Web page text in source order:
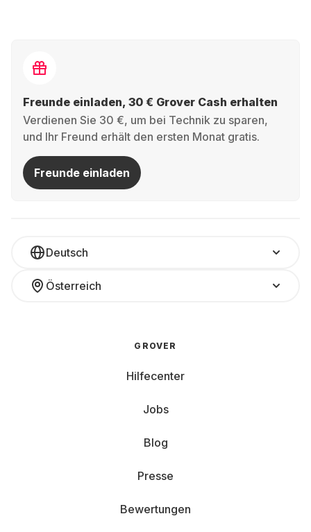
Freunde einladen, 30 € Grover Cash erhalten
Verdienen Sie 30 €, um bei Technik zu sparen,
und Ihr Freund erhält den ersten Monat gratis.
Freunde einladen
Deutsch
Österreich
GROVER
Hilfecenter
Jobs
Blog
Presse
Bewertungen